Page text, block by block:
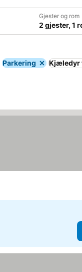
Gjester og rom
2 gjester, 1
Parkering Kjæledyr